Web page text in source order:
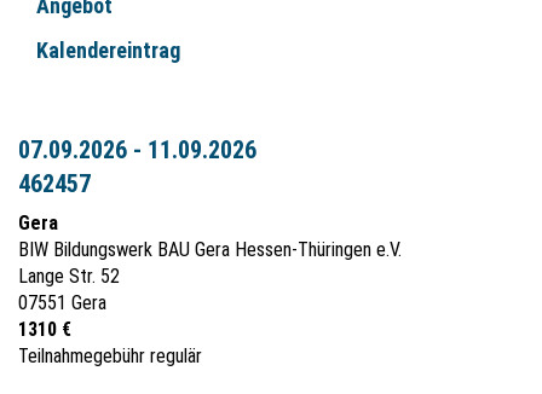
Angebot
Kalendereintrag
07.09.2026 - 11.09.2026
462457
Gera
BIW Bildungswerk BAU Gera Hessen-Thüringen e.V.
Lange Str. 52
07551 Gera
1310 €
Teilnahmegebühr regulär